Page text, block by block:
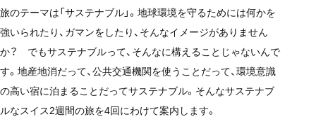
旅のテーマは「サステナブル」。地球環境を守るためには何かを
強いられたり、ガマンをしたり、そんなイメージがありません
か？ でもサステナブルって、そんなに構えることじゃないんで
す。地産地消だって、公共交通機関を使うことだって、環境意識
の高い宿に泊まることだってサステナブル。そんなサステナブ
ルなスイス2週間の旅を4回にわけて案内します。